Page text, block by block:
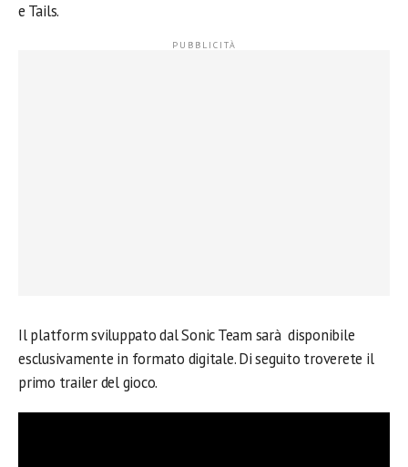
e Tails.
Il platform sviluppato dal Sonic Team sarà disponibile
esclusivamente in formato digitale. Di seguito troverete il
primo trailer del gioco.